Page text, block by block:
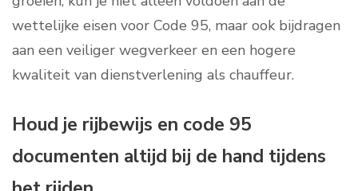
wettelijke eisen voor Code 95, maar ook bijdragen
aan een veiliger wegverkeer en een hogere
kwaliteit van dienstverlening als chauffeur.
Houd je rijbewijs en code 95
documenten altijd bij de hand tijdens